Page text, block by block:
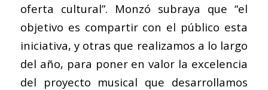
oferta cultural”. Monzó subraya que “el
objetivo es compartir con el público esta
iniciativa, y otras que realizamos a lo largo
del año, para poner en valor la excelencia
del proyecto musical que desarrollamos